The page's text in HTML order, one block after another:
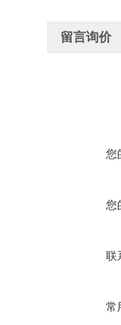
留言询价
您
您
联
常